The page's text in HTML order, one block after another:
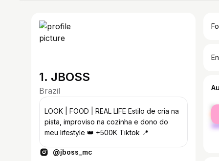
1. JBOSS
Brazil
LOOK | FOOD | REAL LIFE Estilo de cria na
pista, improviso na cozinha e dono do
meu lifestyle 👑 +500K Tiktok 📍
@jboss_mc